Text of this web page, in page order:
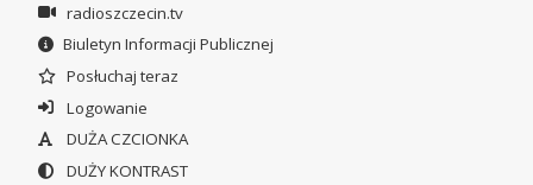
radioszczecin.tv
Biuletyn Informacji Publicznej
Posłuchaj teraz
Logowanie
DUŻA CZCIONKA
DUŻY KONTRAST